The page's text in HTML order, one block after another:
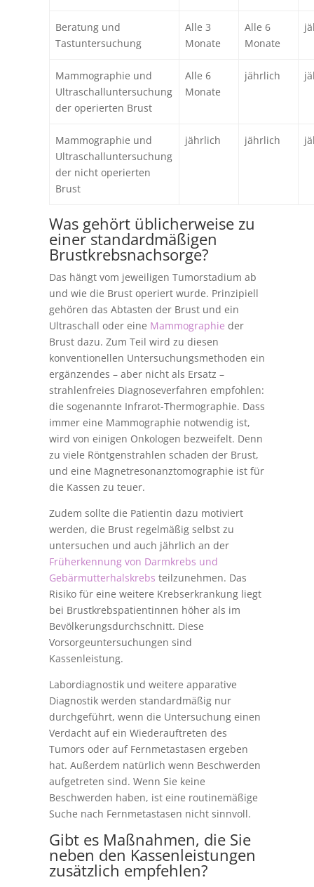
Beratung und
Tastuntersuchung
Alle 3
Monate
Alle 6
Monate
Mammographie und
Ultraschalluntersuchung
der operierten Brust
Alle 6
Monate
jährlich
Mammographie und
Ultraschalluntersuchung
der nicht operierten
Brust
jährlich jährlich
Was gehört üblicherweise zu
einer standardmäßigen
Brustkrebsnachsorge?
Das hängt vom jeweiligen Tumorstadium ab
und wie die Brust operiert wurde. Prinzipiell
gehören das Abtasten der Brust und ein
Ultraschall oder eine Mammographie der
Brust dazu. Zum Teil wird zu diesen
konventionellen Untersuchungsmethoden ein
ergänzendes – aber nicht als Ersatz –
strahlenfreies Diagnoseverfahren empfohlen:
die sogenannte Infrarot-Thermographie. Dass
immer eine Mammographie notwendig ist,
wird von einigen Onkologen bezweifelt. Denn
zu viele Röntgenstrahlen schaden der Brust,
und eine Magnetresonanztomographie ist für
die Kassen zu teuer.
Zudem sollte die Patientin dazu motiviert
werden, die Brust regelmäßig selbst zu
untersuchen und auch jährlich an der
Früherkennung von Darmkrebs und
Gebärmutterhalskrebs teilzunehmen. Das
Risiko für eine weitere Krebserkrankung liegt
bei Brustkrebspatientinnen höher als im
Bevölkerungsdurchschnitt. Diese
Vorsorgeuntersuchungen sind
Kassenleistung.
Labordiagnostik und weitere apparative
Diagnostik werden standardmäßig nur
durchgeführt, wenn die Untersuchung einen
Verdacht auf ein Wiederauftreten des
Tumors oder auf Fernmetastasen ergeben
hat. Außerdem natürlich wenn Beschwerden
aufgetreten sind. Wenn Sie keine
Beschwerden haben, ist eine routinemäßige
Suche nach Fernmetastasen nicht sinnvoll.
Gibt es Maßnahmen, die Sie
neben den Kassenleistungen
zusätzlich empfehlen?